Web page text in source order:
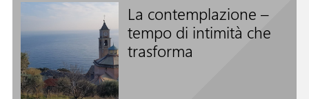
La contemplazione –
tempo di intimità che
trasforma
Seguici su